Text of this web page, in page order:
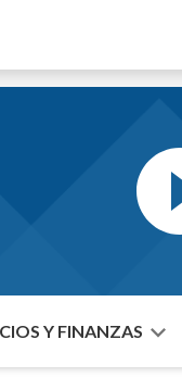
Y FINANZAS